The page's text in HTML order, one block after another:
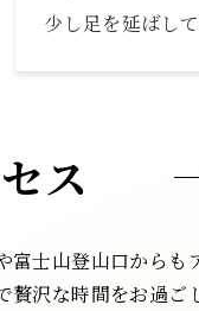
少し足を延ばし
ス
富士山登山口からも
贅沢な時間をお過ご